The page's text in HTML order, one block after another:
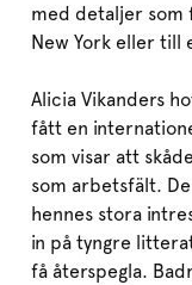
med detaljer som
New York eller till
Alicia Vikanders
fått en
som visar att
som arbetsfält.
hennes stora
in på tyngre
få återspegla.